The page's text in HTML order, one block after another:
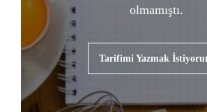
olmamıştı.
Tarifimi Yazmak